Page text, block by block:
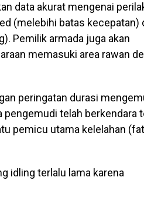
data akurat mengenai
(melebihi batas kecepatan)
Pemilik armada juga akan
memasuki area rawan
peringatan durasi
telah berkendara
pemicu utama kelelahan
idling terlalu lama karena